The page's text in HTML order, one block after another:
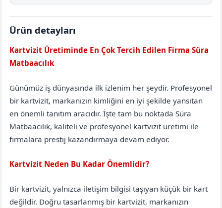
Ürün detayları
Kartvizit Üretiminde En Çok Tercih Edilen Firma Süra
Matbaacılık
Günümüz iş dünyasında ilk izlenim her şeydir. Profesyonel
bir kartvizit, markanızın kimliğini en iyi şekilde yansıtan
en önemli tanıtım aracıdır. İşte tam bu noktada Süra
Matbaacılık, kaliteli ve profesyonel kartvizit üretimi ile
firmalara prestij kazandırmaya devam ediyor.
Kartvizit Neden Bu Kadar Önemlidir?
Bir kartvizit, yalnızca iletişim bilgisi taşıyan küçük bir kart
değildir. Doğru tasarlanmış bir kartvizit, markanızın